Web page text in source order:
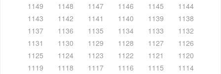
1149
1148 1147 1146 1145
1144
1143
1142 1141 1140 1139
1138
1137
1136 1135 1134 1133
1132
1131
1130 1129 1128 1127
1126
1125
1124 1123 1122 1121
1120
1119
1118 1117 1116 1115
1114